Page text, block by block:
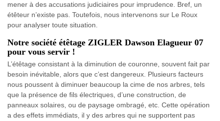
mener à des accusations judiciaires pour imprudence. Bref, un
étêteur n’existe pas. Toutefois, nous intervenons sur Le Roux
pour analyser toute situation.
Notre société étêtage ZIGLER Dawson Elagueur 07
pour vous servir !
L’étêtage consistant à la diminution de couronne, souvent fait par
besoin inévitable, alors que c’est dangereux. Plusieurs facteurs
nous poussent à diminuer beaucoup la cime de nos arbres, tels
que la présence de fils électriques, d’une construction, de
panneaux solaires, ou de paysage ombragé, etc. Cette opération
a des effets immédiats, il y des arbres qui ne supportent pas